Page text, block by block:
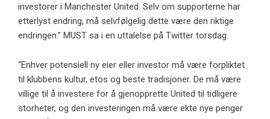
investorer i Manchester United. Selv om supporterne har
etterlyst endring, må selvfølgelig dette være den riktige
endringen.” MUST sa i en uttalelse på Twitter torsdag.
“Enhver potensiell ny eier eller investor må være forpliktet
til klubbens kultur, etos og beste tradisjoner. De må være
villige til å investere for å gjenopprette United til tidligere
storheter, og den investeringen må være ekte nye penger